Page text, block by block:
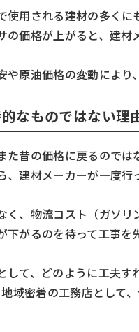
使用される建材の多くに
の価格が上がると、建材
や原油価格の変動により
なものではない理
た昔の価格に戻るので
、建材メーカーが一度
く、物流コスト（ガソリ
下がるのを待って工事を
して、どのように工夫す
域密着の工務店として